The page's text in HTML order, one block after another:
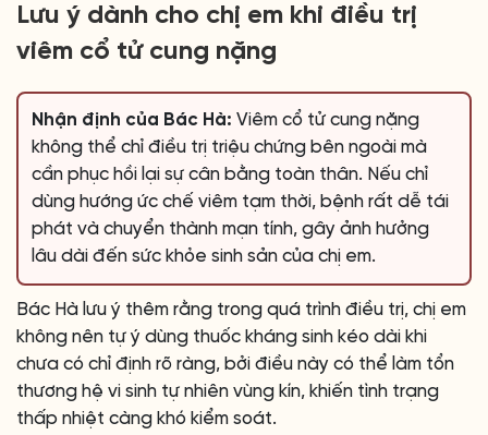
Lưu ý dành cho chị em khi điều trị
viêm cổ tử cung nặng
Nhận định của Bác Hà: Viêm cổ tử cung nặng
không thể chỉ điều trị triệu chứng bên ngoài mà
cần phục hồi lại sự cân bằng toàn thân. Nếu chỉ
dùng hướng ức chế viêm tạm thời, bệnh rất dễ tái
phát và chuyển thành mạn tính, gây ảnh hưởng
lâu dài đến sức khỏe sinh sản của chị em.
Bác Hà lưu ý thêm rằng trong quá trình điều trị, chị em
không nên tự ý dùng thuốc kháng sinh kéo dài khi
chưa có chỉ định rõ ràng, bởi điều này có thể làm tổn
thương hệ vi sinh tự nhiên vùng kín, khiến tình trạng
thấp nhiệt càng khó kiểm soát.